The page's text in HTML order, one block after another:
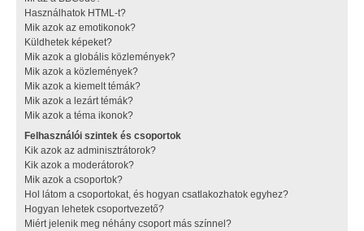
Használhatok HTML-t?
Mik azok az emotikonok?
Küldhetek képeket?
Mik azok a globális közlemények?
Mik azok a közlemények?
Mik azok a kiemelt témák?
Mik azok a lezárt témák?
Mik azok a téma ikonok?
Felhasználói szintek és csoportok
Kik azok az adminisztrátorok?
Kik azok a moderátorok?
Mik azok a csoportok?
Hol látom a csoportokat, és hogyan csatlakozhatok egyhez?
Hogyan lehetek csoportvezető?
Miért jelenik meg néhány csoport más színnel?